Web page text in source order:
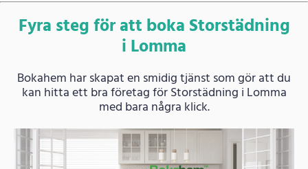
Fyra steg för att boka Storstädning
i Lomma
Bokahem har skapat en smidig tjänst som gör att du
kan hitta ett bra företag för Storstädning i Lomma
med bara några klick.